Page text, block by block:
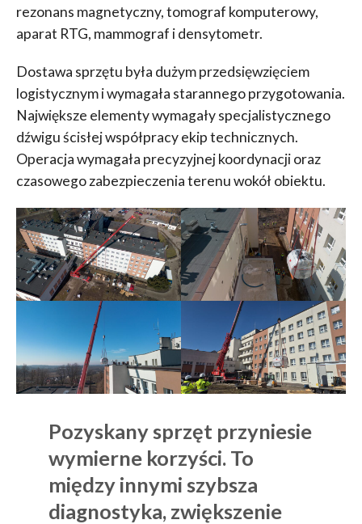
rezonans magnetyczny, tomograf komputerowy,
aparat RTG, mammograf i densytometr.
Dostawa sprzętu była dużym przedsięwzięciem
logistycznym i wymagała starannego przygotowania.
Największe elementy wymagały specjalistycznego
dźwigu ścisłej współpracy ekip technicznych.
Operacja wymagała precyzyjnej koordynacji oraz
czasowego zabezpieczenia terenu wokół obiektu.
Pozyskany sprzęt przyniesie
wymierne korzyści. To
między innymi szybsza
diagnostyka, zwiększenie